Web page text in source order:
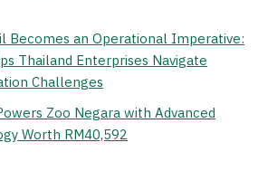
Becomes an Operational Imperative:
Thailand Enterprises Navigate
Challenges
Zoo Negara with Advanced
Worth RM40,592